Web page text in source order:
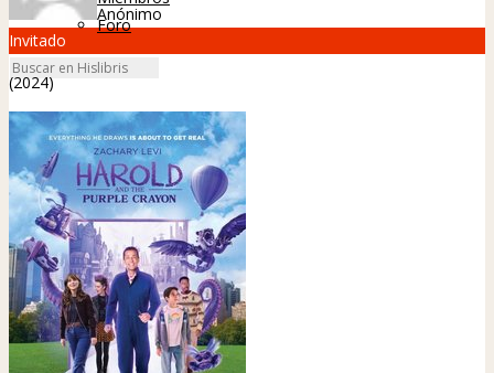
Foro
Anónimo
Invitado
(2024)